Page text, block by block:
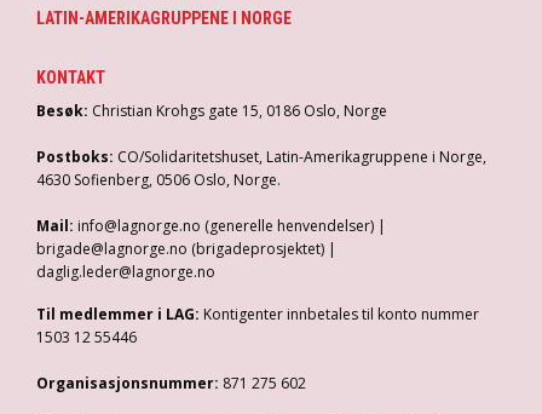
LATIN-AMERIKAGRUPPENE I NORGE
KONTAKT
Besøk: Christian Krohgs gate 15, 0186 Oslo, Norge
Postboks: CO/Solidaritetshuset, Latin-Amerikagruppene i Norge,
4630 Sofienberg, 0506 Oslo, Norge.
Mail: info@lagnorge.no (generelle henvendelser) |
brigade@lagnorge.no (brigadeprosjektet) |
daglig.leder@lagnorge.no
Til medlemmer i LAG: Kontigenter innbetales til konto nummer
1503 12 55446
Organisasjonsnummer: 871 275 602